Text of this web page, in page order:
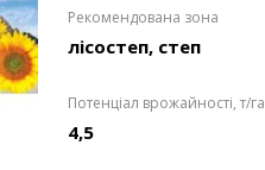
Рекомендована зона
лісостеп, степ
Потенціал врожайності, т/га
4,5